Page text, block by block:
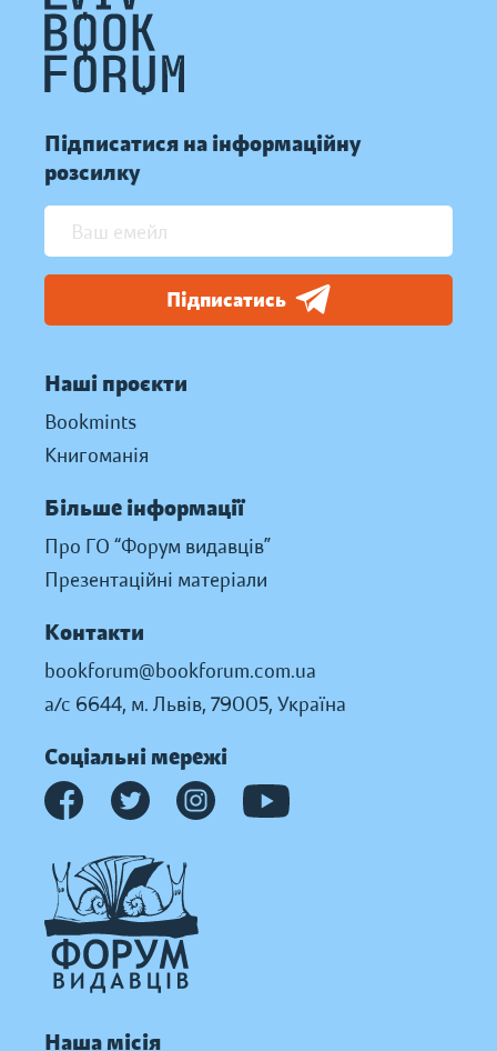
Підписатися на інформаційну
розсилку
Підписатись
Наші проєкти
Bookmints
Книгоманія
Більше інформації
Про ГО “Форум видавців”
Презентаційні матеріали
Контакти
bookforum@bookforum.com.ua
а/с 6644, м. Львів, 79005, Україна
Соціальні мережі
Наша місія